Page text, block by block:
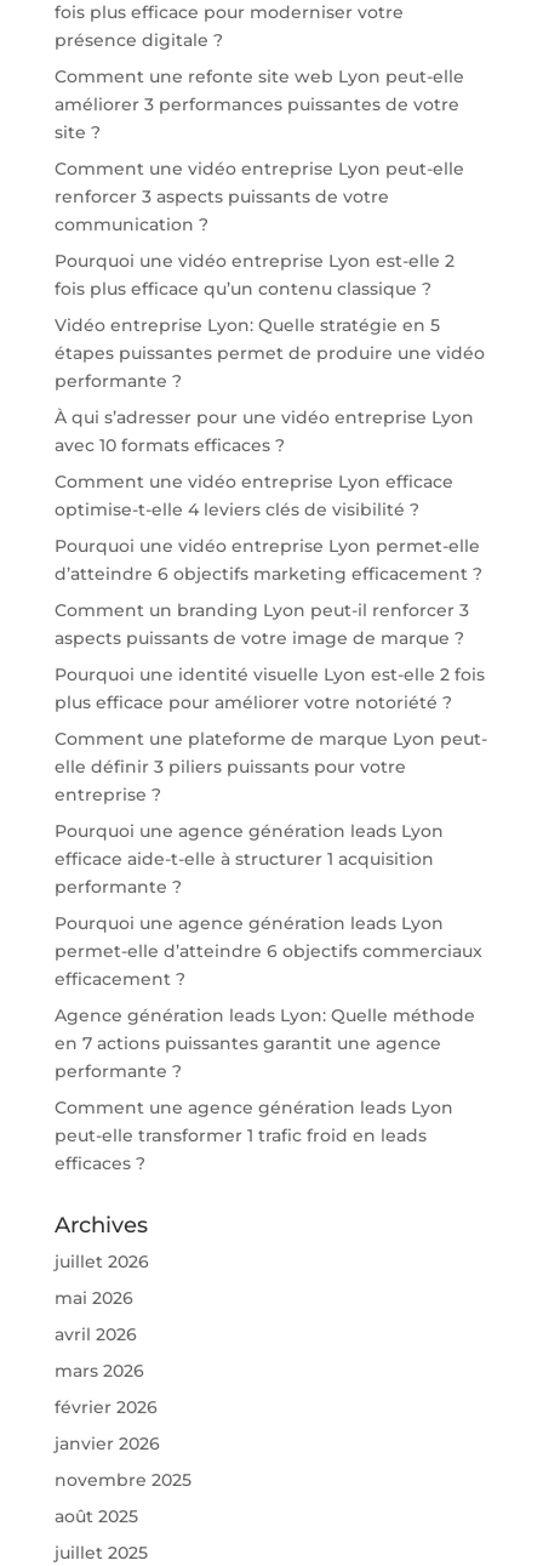
fois plus efficace pour moderniser votre
présence digitale ?
Comment une refonte site web Lyon peut-elle
améliorer 3 performances puissantes de votre
site ?
Comment une vidéo entreprise Lyon peut-elle
renforcer 3 aspects puissants de votre
communication ?
Pourquoi une vidéo entreprise Lyon est-elle 2
fois plus efficace qu’un contenu classique ?
Vidéo entreprise Lyon: Quelle stratégie en 5
étapes puissantes permet de produire une vidéo
performante ?
À qui s’adresser pour une vidéo entreprise Lyon
avec 10 formats efficaces ?
Comment une vidéo entreprise Lyon efficace
optimise-t-elle 4 leviers clés de visibilité ?
Pourquoi une vidéo entreprise Lyon permet-elle
d’atteindre 6 objectifs marketing efficacement ?
Comment un branding Lyon peut-il renforcer 3
aspects puissants de votre image de marque ?
Pourquoi une identité visuelle Lyon est-elle 2 fois
plus efficace pour améliorer votre notoriété ?
Comment une plateforme de marque Lyon peut-
elle définir 3 piliers puissants pour votre
entreprise ?
Pourquoi une agence génération leads Lyon
efficace aide-t-elle à structurer 1 acquisition
performante ?
Pourquoi une agence génération leads Lyon
permet-elle d’atteindre 6 objectifs commerciaux
efficacement ?
Agence génération leads Lyon: Quelle méthode
en 7 actions puissantes garantit une agence
performante ?
Comment une agence génération leads Lyon
peut-elle transformer 1 trafic froid en leads
efficaces ?
Archives
juillet 2026
mai 2026
avril 2026
mars 2026
février 2026
janvier 2026
novembre 2025
août 2025
juillet 2025